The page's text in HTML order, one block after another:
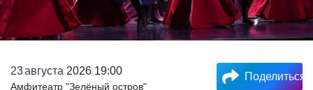
23августа 2026 19:00
Амфитеатр "Зелёный остров"
Поделиться